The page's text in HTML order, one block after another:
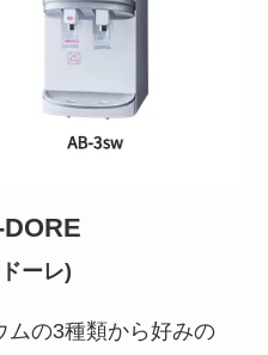
ーレ)
ムの3種類から好みの